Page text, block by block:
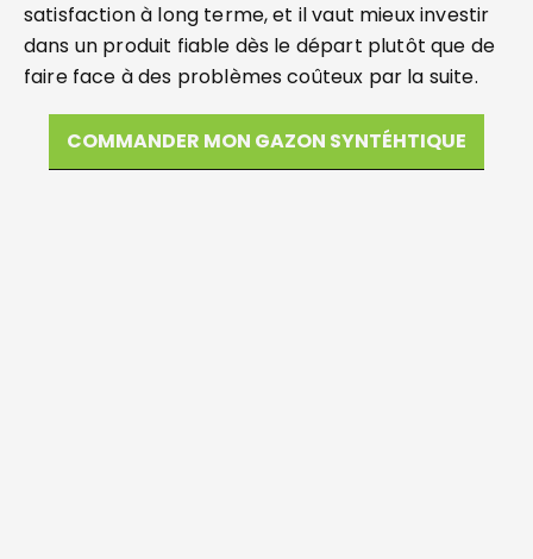
satisfaction à long terme, et il vaut mieux investir
dans un produit fiable dès le départ plutôt que de
faire face à des problèmes coûteux par la suite.
COMMANDER MON GAZON SYNTÉHTIQUE